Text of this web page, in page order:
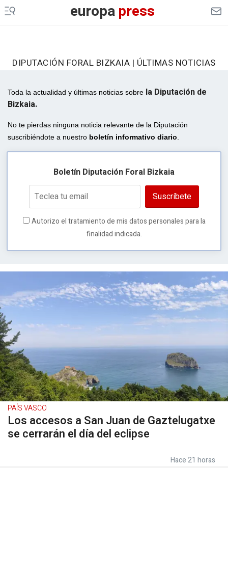
europapress
DIPUTACIÓN FORAL BIZKAIA | ÚLTIMAS NOTICIAS
Toda la actualidad y últimas noticias sobre la Diputación de
Bizkaia.
No te pierdas ninguna noticia relevante de la Diputación
suscribiéndote a nuestro boletín informativo diario
Boletín Diputación Foral Bizkaia
Suscríbete
Autorizo el tratamiento de mis datos personales para la
finalidad indicada.
PAÍS VASCO
Los accesos a San Juan de Gaztelugatxe
se cerrarán el día del eclipse
Hace 21 horas